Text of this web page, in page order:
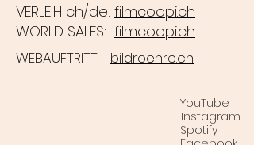
VERLEIH ch/de: filmcoopi.ch
WORLD SALES: filmcoopi.ch
WEBAUFTRITT: bildroehre.ch
Instagram
YouTube
Spotify